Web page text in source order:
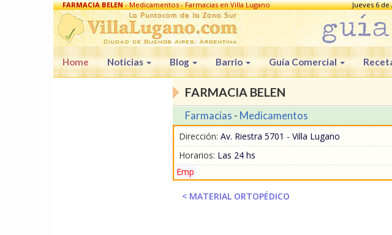
FARMACIA BELEN- Medicamentos - Farmacias en Villa Lugano Jueves 6
Home Noticias Blog Barrio Guía Comercial
FARMACIA BELEN
Farmacias - Medicamentos
Dirección: Av. Riestra 5701 - Villa Lugano
Horarios: Las 24 hs
Emp
< MATERIAL ORTOPÉDICO